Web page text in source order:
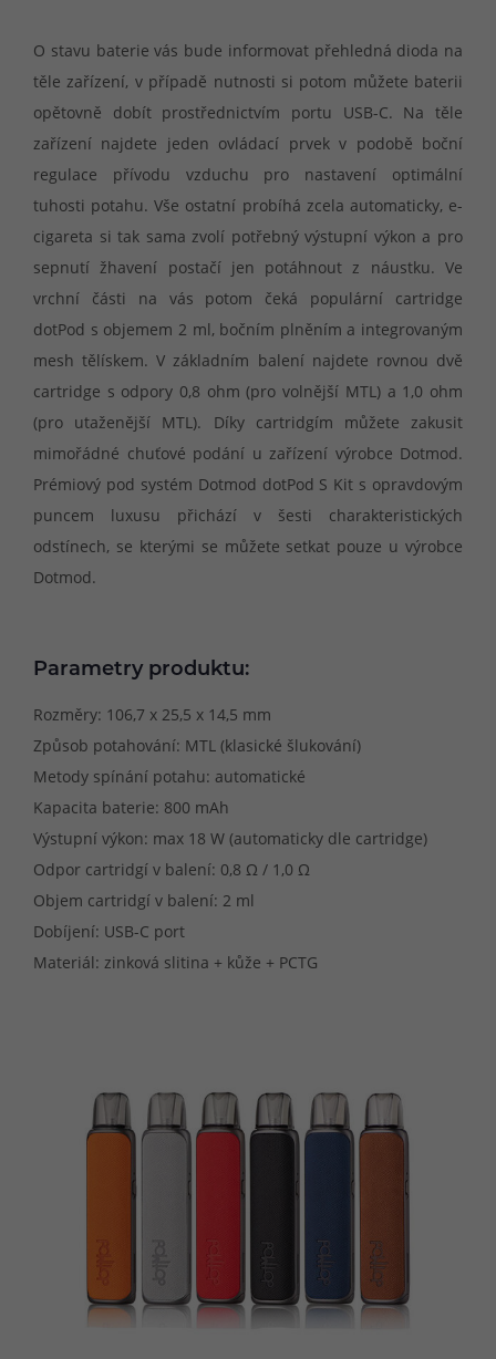
O stavu baterie vás bude informovat přehledná dioda na
těle zařízení, v případě nutnosti si potom můžete baterii
opětovně dobít prostřednictvím portu USB-C. Na těle
zařízení najdete jeden ovládací prvek v podobě boční
regulace přívodu vzduchu pro nastavení optimální
tuhosti potahu. Vše ostatní probíhá zcela automaticky, e-
cigareta si tak sama zvolí potřebný výstupní výkon a pro
sepnutí žhavení postačí jen potáhnout z náustku. Ve
vrchní části na vás potom čeká populární cartridge
dotPod s objemem 2 ml, bočním plněním a integrovaným
mesh tělískem. V základním balení najdete rovnou dvě
cartridge s odpory 0,8 ohm (pro volnější MTL) a 1,0 ohm
(pro utaženější MTL). Díky cartridgím můžete zakusit
mimořádné chuťové podání u zařízení výrobce Dotmod.
Prémiový pod systém Dotmod dotPod S Kit s opravdovým
puncem luxusu přichází v šesti charakteristických
odstínech, se kterými se můžete setkat pouze u výrobce
Dotmod.
Parametry produktu:
Rozměry: 106,7 x 25,5 x 14,5 mm
Způsob potahování: MTL (klasické šlukování)
Metody spínání potahu: automatické
Kapacita baterie: 800 mAh
Výstupní výkon: max 18 W (automaticky dle cartridge)
Odpor cartridgí v balení: 0,8 Ω / 1,0 Ω
Objem cartridgí v balení: 2 ml
Dobíjení: USB-C port
Materiál: zinková slitina + kůže + PCTG